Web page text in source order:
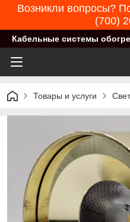
Возникли вопросы?
(700)
Кабельные системы
Товары и услуги